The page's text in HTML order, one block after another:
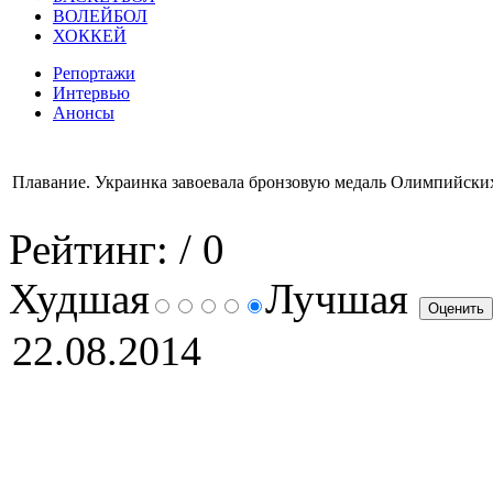
ВОЛЕЙБОЛ
ХОККЕЙ
Репортажи
Интервью
Анонсы
Плавание. Украинка завоевала бронзовую медаль
Рейтинг: / 0
Худшая
Лучшая
22.08.2014